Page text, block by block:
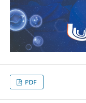
PDF